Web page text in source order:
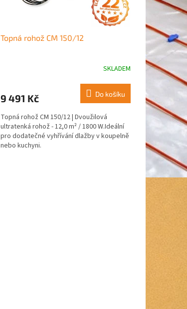
Topná rohož CM 150/12
SKLADEM
9 491 Kč Do košíku
Topná rohož CM 150/12 | Dvoužilová
ultratenká rohož - 12,0 m² / 1800 W.Ideální
pro dodatečné vyhřívání dlažby v koupelně
nebo kuchyni.